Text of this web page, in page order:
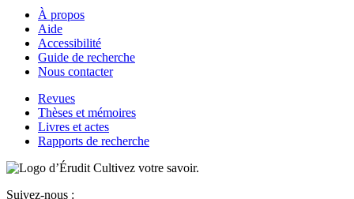
À propos
Aide
Accessibilité
Guide de recherche
Nous contacter
Revues
Thèses et mémoires
Livres et actes
Rapports de recherche
Cultivez votre savoir.
Suivez-nous :